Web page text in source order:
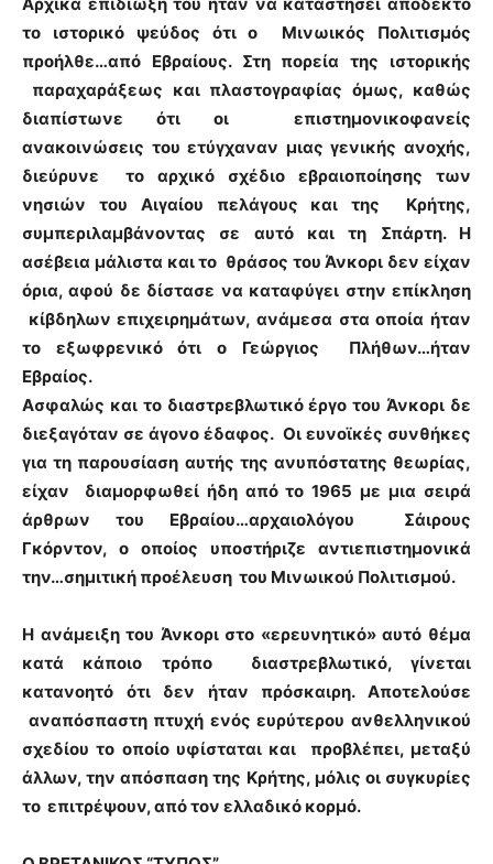
το ιστορικό ψεύδος ότι ο Μινωικός Πολιτισμός
προήλθε…από Εβραίους. Στη πορεία της ιστορικής
παραχαράξεως και πλαστογραφίας όμως, καθώς
διαπίστωνε ότι οι επιστημονικοφανείς
ανακοινώσεις του ετύγχαναν μιας γενικής ανοχής,
διεύρυνε το αρχικό σχέδιο εβραιοποίησης των
νησιών του Αιγαίου πελάγους και της Κρήτης,
συμπεριλαμβάνοντας σε αυτό και τη Σπάρτη. Η
ασέβεια μάλιστα και το θράσος του Άνκορι δεν είχαν
όρια, αφού δε δίστασε να καταφύγει στην επίκληση
κίβδηλων επιχειρημάτων, ανάμεσα στα οποία ήταν
το εξωφρενικό ότι ο Γεώργιος Πλήθων…ήταν
Εβραίος.
Ασφαλώς και το διαστρεβλωτικό έργο του Άνκορι δε
διεξαγόταν σε άγονο έδαφος. Οι ευνοϊκές συνθήκες
για τη παρουσίαση αυτής της ανυπόστατης θεωρίας,
είχαν διαμορφωθεί ήδη από το 1965 με μια σειρά
άρθρων του Εβραίου…αρχαιολόγου Σάιρους
Γκόρντον, ο οποίος υποστήριζε αντιεπιστημονικά
την…σημιτική προέλευση του Μινωικού Πολιτισμού.
Η ανάμειξη του Άνκορι στο «ερευνητικό» αυτό θέμα
κατά κάποιο τρόπο διαστρεβλωτικό, γίνεται
κατανοητό ότι δεν ήταν πρόσκαιρη. Αποτελούσε
αναπόσπαστη πτυχή ενός ευρύτερου ανθελληνικού
σχεδίου το οποίο υφίσταται και προβλέπει, μεταξύ
άλλων, την απόσπαση της Κρήτης, μόλις οι συγκυρίες
το επιτρέψουν, από τον ελλαδικό κορμό.